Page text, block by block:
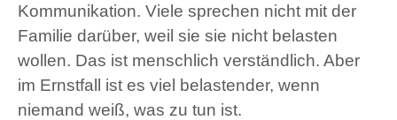
Kommunikation. Viele sprechen nicht mit der
Familie darüber, weil sie sie nicht belasten
wollen. Das ist menschlich verständlich. Aber
im Ernstfall ist es viel belastender, wenn
niemand weiß, was zu tun ist.